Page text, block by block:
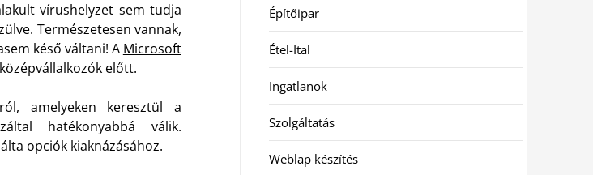
vírushelyzet sem tudja
Természetesen vannak,
késő váltani! A Microsoft
előtt.
amelyeken keresztül a
hatékonyabbá válik.
opciók kiaknázásához.
Építőipar
Étel-Ital
Ingatlanok
Szolgáltatás
Weblap készítés